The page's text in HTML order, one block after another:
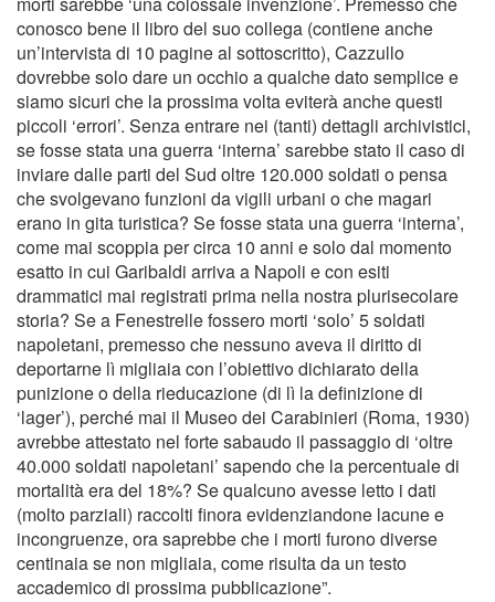
conosco bene il libro del suo collega (contiene anche
un’intervista di 10 pagine al sottoscritto), Cazzullo
dovrebbe solo dare un occhio a qualche dato semplice e
siamo sicuri che la prossima volta eviterà anche questi
piccoli ‘errori’. Senza entrare nei (tanti) dettagli archivistici,
se fosse stata una guerra ‘interna’ sarebbe stato il caso di
inviare dalle parti del Sud oltre 120.000 soldati o pensa
che svolgevano funzioni da vigili urbani o che magari
erano in gita turistica? Se fosse stata una guerra ‘interna’,
come mai scoppia per circa 10 anni e solo dal momento
esatto in cui Garibaldi arriva a Napoli e con esiti
drammatici mai registrati prima nella nostra plurisecolare
storia? Se a Fenestrelle fossero morti ‘solo’ 5 soldati
napoletani, premesso che nessuno aveva il diritto di
deportarne lì migliaia con l’obiettivo dichiarato della
punizione o della rieducazione (di lì la definizione di
‘lager’), perché mai il Museo dei Carabinieri (Roma, 1930)
avrebbe attestato nel forte sabaudo il passaggio di ‘oltre
40.000 soldati napoletani’ sapendo che la percentuale di
mortalità era del 18%? Se qualcuno avesse letto i dati
(molto parziali) raccolti finora evidenziandone lacune e
incongruenze, ora saprebbe che i morti furono diverse
centinaia se non migliaia, come risulta da un testo
accademico di prossima pubblicazione”.